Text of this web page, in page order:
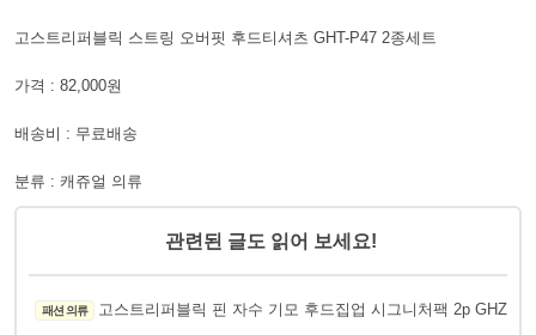
고스트리퍼블릭 스트링 오버핏 후드티셔츠 GHT-P47 2종세트
가격 : 82,000원
배송비 : 무료배송
분류 : 캐쥬얼 의류
관련된 글도 읽어 보세요!
패션 의류 고스트리퍼블릭 핀 자수 기모 후드집업 시그니처팩 2p GHZ-